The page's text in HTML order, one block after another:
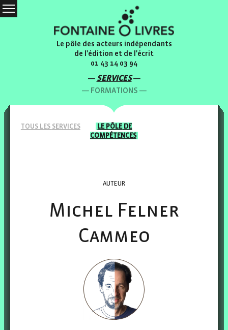
Le pôle des acteurs indépendants
de l'édition et de l'écrit
01 43 14 03 94
SERVICES
FORMATIONS
TOUS LES SERVICES LE PÔLEDE
COMPÉTENCES
AUTEUR
Michel Felner
Cammeo